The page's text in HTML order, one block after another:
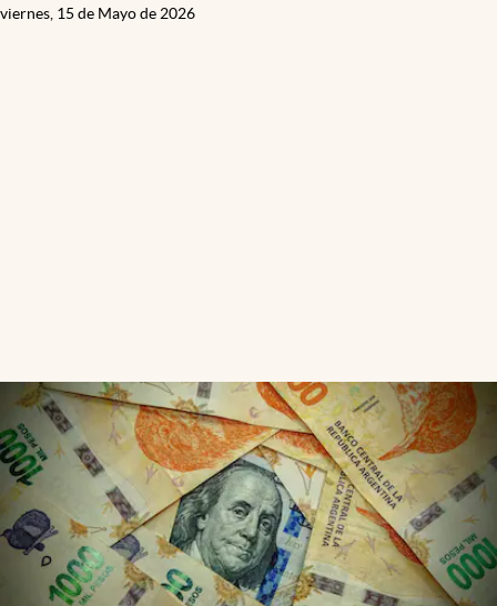
viernes, 15 de Mayo de 2026